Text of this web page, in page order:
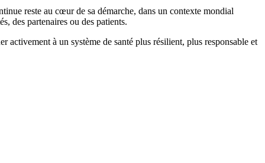
reste au cœur de sa démarche, dans un contexte mondial
des partenaires ou des patients.
activement à un système de santé plus résilient, plus responsable et